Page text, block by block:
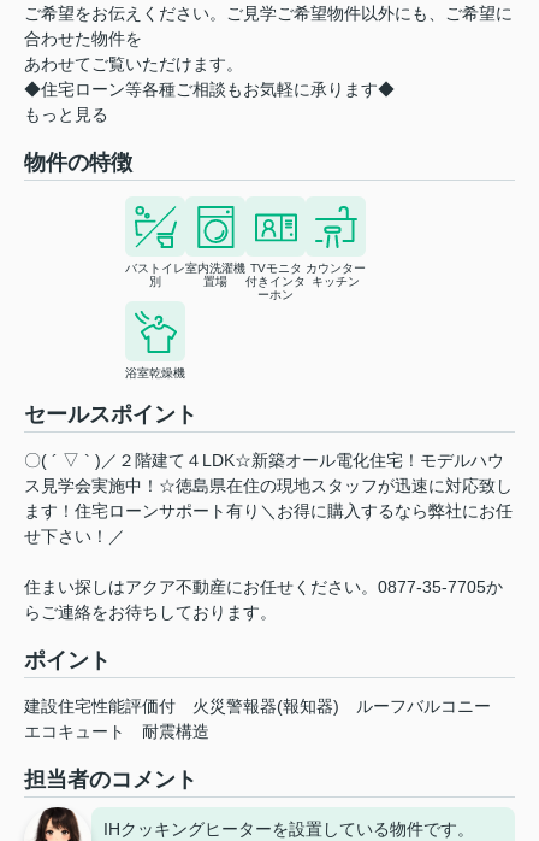
ご希望をお伝えください。ご見学ご希望物件以外にも、ご希望に
合わせた物件を
あわせてご覧いただけます。
◆住宅ローン等各種ご相談もお気軽に承ります◆
もっと見る
物件の特徴
バストイレ
別
室内洗濯機
置場
TVモニタ
付きインタ
ーホン
カウンター
キッチン
浴室乾燥機
セールスポイント
〇( ´ ▽ ` )／２階建て４LDK☆新築オール電化住宅！モデルハウ
ス見学会実施中！☆徳島県在住の現地スタッフが迅速に対応致し
ます！住宅ローンサポート有り＼お得に購入するなら弊社にお任
せ下さい！／
住まい探しはアクア不動産にお任せください。0877-35-7705か
らご連絡をお待ちしております。
ポイント
建設住宅性能評価付 火災警報器(報知器)
ルーフバルコニー
エコキュート
耐震構造
担当者のコメント
IHクッキングヒーターを設置している物件です。